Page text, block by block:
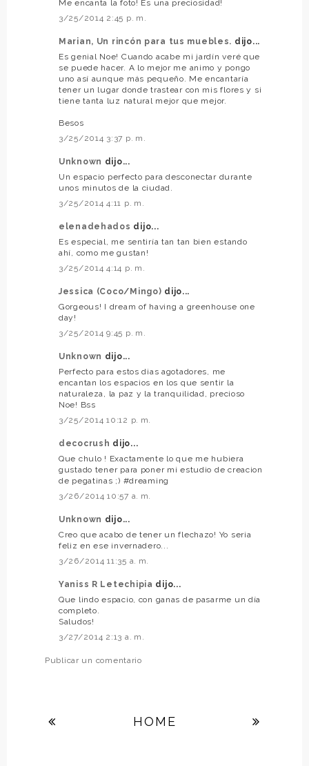
Me encanta la foto! Es una preciosidad!
3/25/2014 2:45 p. m.
Marian, Un rincón para tus muebles. dijo...
Es genial Noe! Cuando acabe mi jardín veré que
se puede hacer. A lo mejor me animo y pongo
uno así aunque más pequeño. Me encantaría
tener un lugar donde trastear con mis flores y si
tiene tanta luz natural mejor que mejor.
Besos
3/25/2014 3:37 p. m.
Unknown dijo...
Un espacio perfecto para desconectar durante
unos minutos de la ciudad.
3/25/2014 4:11 p. m.
elenadehados dijo...
Es especial, me sentiría tan tan bien estando
ahí, como me gustan!
3/25/2014 4:14 p. m.
Jessica (Coco/Mingo) dijo...
Gorgeous! I dream of having a greenhouse one
day!
3/25/2014 9:45 p. m.
Unknown dijo...
Perfecto para estos dias agotadores, me
encantan los espacios en los que sentir la
naturaleza, la paz y la tranquilidad, precioso
Noe! Bss
3/25/2014 10:12 p. m.
decocrush dijo...
Que chulo ! Exactamente lo que me hubiera
gustado tener para poner mi estudio de creacion
de pegatinas ;) #dreaming
3/26/2014 10:57 a. m.
Unknown dijo...
Creo que acabo de tener un flechazo! Yo seria
feliz en ese invernadero...
3/26/2014 11:35 a. m.
Yaniss R Letechipia dijo...
Que lindo espacio, con ganas de pasarme un día
completo.
Saludos!
3/27/2014 2:13 a. m.
Publicar un comentario
HOME